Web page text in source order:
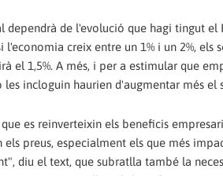
dependrà de l'evolució que hagi tingut
l'economia creix entre un 1% i un 2%,
el 1,5%. A més, i per a estimular que
les incloguin haurien d'augmentar més
es reinverteixin els beneficis
preus, especialment els que més
diu el text, que subratlla també la